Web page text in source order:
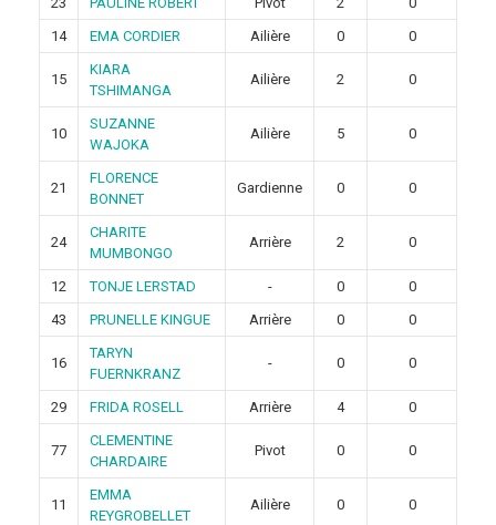
14
EMA CORDIER Ailière 0 0
15
KIARA
TSHIMANGA
Ailière 2 0
10
SUZANNE
WAJOKA
Ailière 5 0
21
FLORENCE
BONNET
Gardienne 0 0
24
CHARITE
MUMBONGO
Arrière 2 0
12 TONJE LERSTAD - 0
0
43
PRUNELLE KINGUE Arrière 0 0
16
TARYN
FUERNKRANZ
- 0 0
29 FRIDA ROSELL Arrière 4 0
77
CLEMENTINE
CHARDAIRE
Pivot 0 0
11
EMMA
REYGROBELLET
Ailière 0 0